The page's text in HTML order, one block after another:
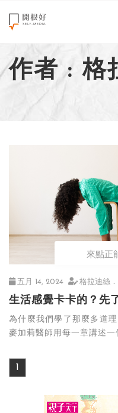
來點正能量
世界在想什麼
創造美好生活
影片專區
關於我們
作者 : 格
來點正
五月 14, 2024 格拉迪絲
生活感覺卡卡的？先
為什麼我們學了那麼多道理，卻過
麥加莉醫師用每一章講述一
1